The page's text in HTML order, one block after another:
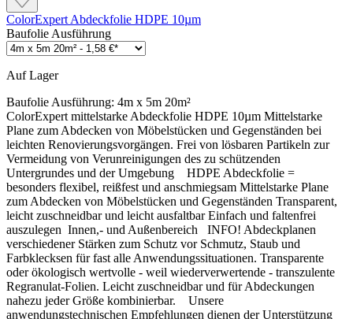
ColorExpert Abdeckfolie HDPE 10µm
Baufolie Ausführung
Auf Lager
Baufolie Ausführung: 4m x 5m 20m²
ColorExpert mittelstarke Abdeckfolie HDPE 10µm Mittelstarke
Plane zum Abdecken von Möbelstücken und Gegenständen bei
leichten Renovierungsvorgängen. Frei von lösbaren Partikeln zur
Vermeidung von Verunreinigungen des zu schützenden
Untergrundes und der Umgebung HDPE Abdeckfolie =
besonders flexibel, reißfest und anschmiegsam Mittelstarke Plane
zum Abdecken von Möbelstücken und Gegenständen Transparent,
leicht zuschneidbar und leicht ausfaltbar Einfach und faltenfrei
auszulegen Innen,- und Außenbereich INFO! Abdeckplanen
verschiedener Stärken zum Schutz vor Schmutz, Staub und
Farbklecksen für fast alle Anwendungssituationen. Transparente
oder ökologisch wertvolle - weil wiederverwertende - transzulente
Regranulat-Folien. Leicht zuschneidbar und für Abdeckungen
nahezu jeder Größe kombinierbar. Unsere
anwendungstechnischen Empfehlungen dienen der Unterstützung